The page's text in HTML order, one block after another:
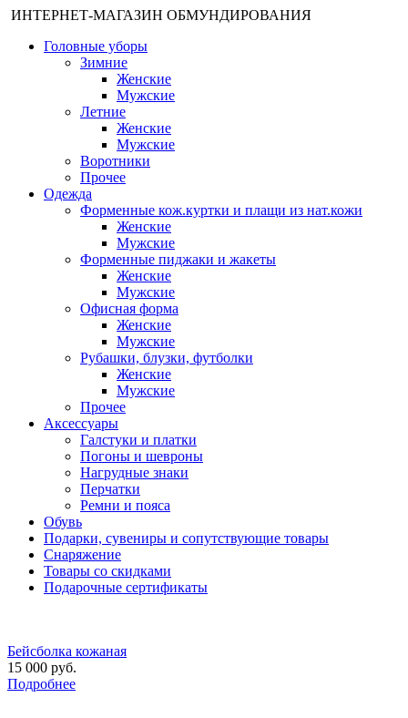
ИНТЕРНЕТ-МАГАЗИН ОБМУНДИРОВАНИЯ
Головные уборы
Зимние
Женские
Мужские
Летние
Женские
Мужские
Воротники
Прочее
Одежда
Форменные кож.куртки и плащи из нат.кожи
Женские
Мужские
Форменные пиджаки и жакеты
Женские
Мужские
Офисная форма
Женские
Мужские
Рубашки, блузки, футболки
Женские
Мужские
Прочее
Аксессуары
Галстуки и платки
Погоны и шевроны
Нагрудные знаки
Перчатки
Ремни и пояса
Обувь
Подарки, сувениры и сопутствующие товары
Снаряжение
Товары со скидками
Подарочные сертификаты
Бейсболка кожаная
15 000 руб.
Подробнее